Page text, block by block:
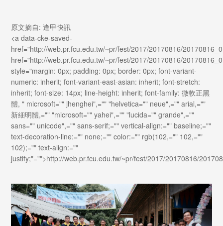
原文摘自: 逢甲快訊
<a data-cke-saved-
href="http://web.pr.fcu.edu.tw/~pr/fest/2017/20170816/
href="http://web.pr.fcu.edu.tw/~pr/fest/2017/20170816/
style="margin: 0px; padding: 0px; border: 0px; font-variant-
numeric: inherit; font-variant-east-asian: inherit; font-stretch:
inherit; font-size: 14px; line-height: inherit; font-family: 微軟正黑
體, " microsoft="" jhenghei",="" "helvetica="" neue",="" arial,=""
新細明體,="" "microsoft="" yahei",="" "lucida="" grande",=""
sans="" unicode",="" sans-serif;="" vertical-align:="" baseline;=""
text-decoration-line:="" none;="" color:="" rgb(102,="" 102,=""
102);="" text-align:=""
justify;"="">http://web.pr.fcu.edu.tw/~pr/fest/2017/20170816/